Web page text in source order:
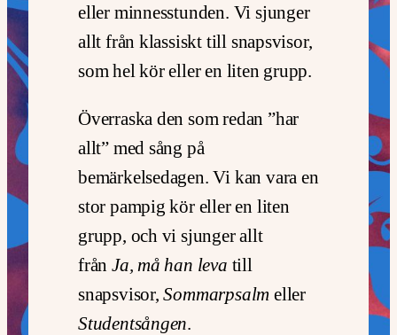
eller minnesstunden. Vi sjunger
allt från klassiskt till snapsvisor,
som hel kör eller en liten grupp.
Överraska den som redan ”har
allt” med sång på
bemärkelsedagen. Vi kan vara en
stor pampig kör eller en liten
grupp, och vi sjunger allt
från Ja, må han leva till
snapsvisor,Sommarpsalm eller
Studentsången.